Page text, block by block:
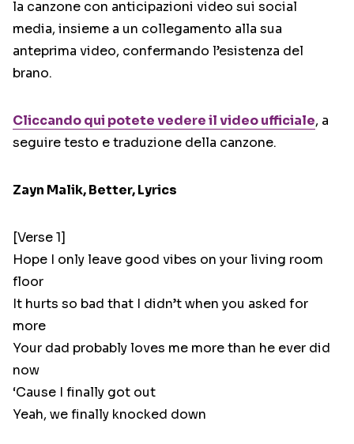
la canzone con anticipazioni video sui social
media, insieme a un collegamento alla sua
anteprima video, confermando l’esistenza del
brano.
Cliccando qui potete vedere il video ufficiale, a
seguire testo e traduzione della canzone.
Zayn Malik, Better, Lyrics
[Verse 1]
Hope I only leave good vibes on your living room
floor
It hurts so bad that I didn’t when you asked for
more
Your dad probably loves me more than he ever did
now
‘Cause I finally got out
Yeah, we finally knocked down